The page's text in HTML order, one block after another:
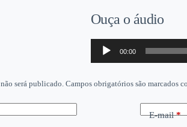
Ouça o áudio
Tocador
áudio
00:00
será publicado. Campos obrigatórios são marcados
E-mail*